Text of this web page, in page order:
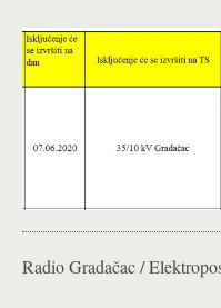
Radio Gradačac /